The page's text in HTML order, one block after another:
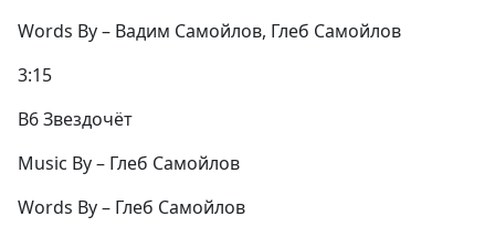
Words By – Вадим Самойлов, Глеб Самойлов
3:15
B6 Звездочёт
Music By – Глеб Самойлов
Words By – Глеб Самойлов